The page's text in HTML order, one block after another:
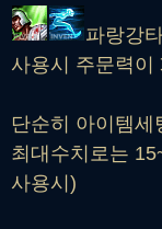
파랑강
사용시 주문력이
단순히 아이템
최대수치로는
사용시)